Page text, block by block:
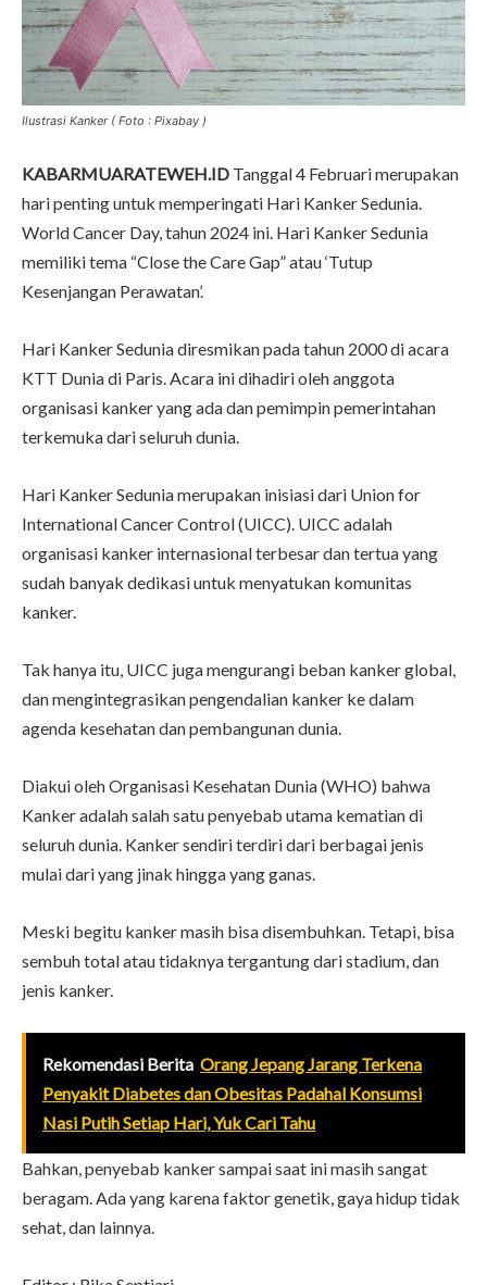
Ilustrasi Kanker ( Foto : Pixabay )
KABARMUARATEWEH.ID Tanggal 4 Februari merupakan
hari penting untuk memperingati Hari Kanker Sedunia.
World Cancer Day, tahun 2024 ini. Hari Kanker Sedunia
memiliki tema “Close the Care Gap” atau ‘Tutup
Kesenjangan Perawatan’.
Hari Kanker Sedunia diresmikan pada tahun 2000 di acara
KTT Dunia di Paris. Acara ini dihadiri oleh anggota
organisasi kanker yang ada dan pemimpin pemerintahan
terkemuka dari seluruh dunia.
Hari Kanker Sedunia merupakan inisiasi dari Union for
International Cancer Control (UICC). UICC adalah
organisasi kanker internasional terbesar dan tertua yang
sudah banyak dedikasi untuk menyatukan komunitas
kanker.
Tak hanya itu, UICC juga mengurangi beban kanker global,
dan mengintegrasikan pengendalian kanker ke dalam
agenda kesehatan dan pembangunan dunia.
Diakui oleh Organisasi Kesehatan Dunia (WHO) bahwa
Kanker adalah salah satu penyebab utama kematian di
seluruh dunia. Kanker sendiri terdiri dari berbagai jenis
mulai dari yang jinak hingga yang ganas.
Meski begitu kanker masih bisa disembuhkan. Tetapi, bisa
sembuh total atau tidaknya tergantung dari stadium, dan
jenis kanker.
Rekomendasi Berita Orang Jepang Jarang Terkena
Penyakit Diabetes dan Obesitas Padahal Konsumsi
Nasi Putih Setiap Hari, Yuk Cari Tahu
Bahkan, penyebab kanker sampai saat ini masih sangat
beragam. Ada yang karena faktor genetik, gaya hidup tidak
sehat, dan lainnya.